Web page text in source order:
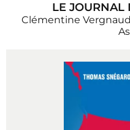
LE JOURNAL
Clémentine Vergnaud